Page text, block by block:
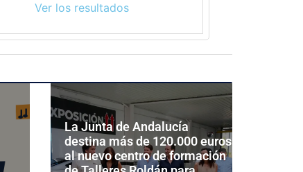
Ver los resultados
La Junta de Andalucía
destina más de 120.000 euros
al nuevo centro de formación